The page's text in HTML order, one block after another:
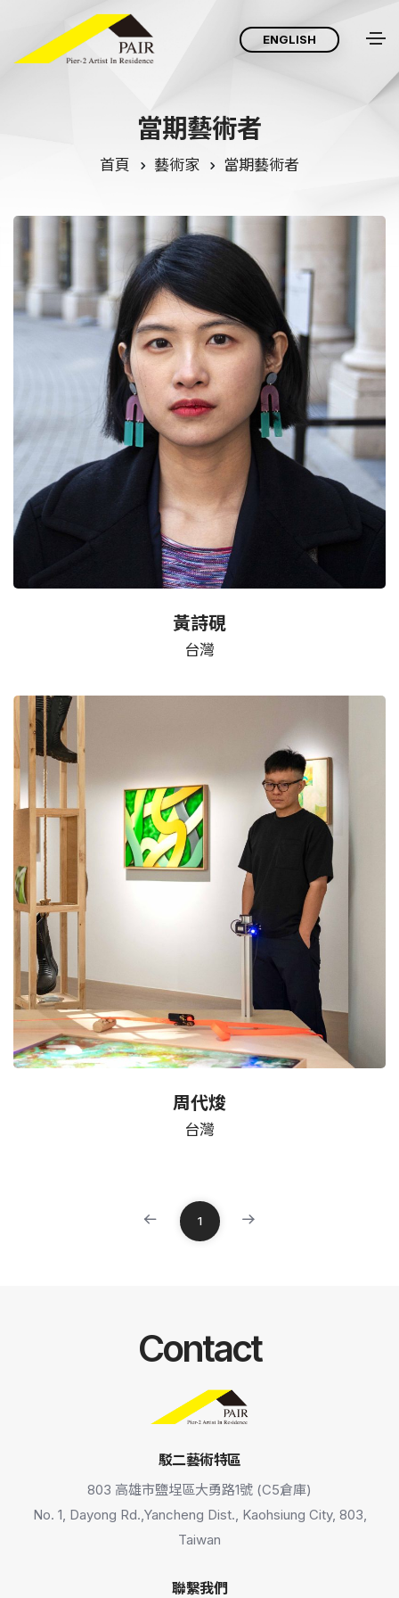
ENGLISH
當期藝術者
首頁 藝術家 當期藝術者
黃詩硯
台灣
周代焌
台灣
1
Contact
駁二藝術特區
803 高雄市鹽埕區大勇路1號 (C5倉庫)
No. 1, Dayong Rd.,Yancheng Dist., Kaohsiung City, 803,
Taiwan
聯繫我們